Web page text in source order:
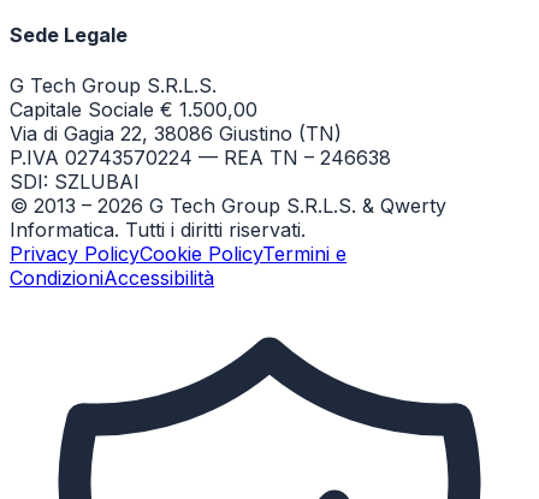
Sede Legale
G Tech Group S.R.L.S.
Capitale Sociale € 1.500,00
Via di Gagia 22, 38086 Giustino (TN)
P.IVA 02743570224 — REA TN – 246638
SDI: SZLUBAI
© 2013 – 2026 G Tech Group S.R.L.S. & Qwerty
Informatica. Tutti i diritti riservati.
Privacy PolicyCookie PolicyTermini e
CondizioniAccessibilità